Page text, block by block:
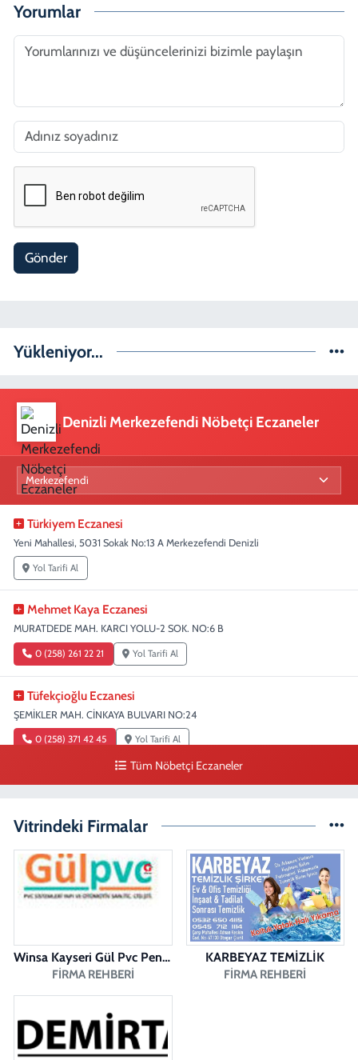
Yorumlar
Gönder
Yükleniyor...
Denizli Merkezefendi Nöbetçi Eczaneler
Türkiyem Eczanesi
Yeni Mahallesi, 5031 Sokak No:13 A Merkezefendi Denizli
Yol Tarifi Al
Mehmet Kaya Eczanesi
MURATDEDE MAH. KARCI YOLU-2 SOK. NO:6 B
0 (258) 261 22 21 Yol Tarifi Al
Tüfekçioğlu Eczanesi
ŞEMİKLER MAH. CİNKAYA BULVARI NO:24
0 (258) 371 42 45 Yol Tarifi Al
Duygu Eczanesi
Ada Eczanesi
BAHÇELİEVLER MAH. BAHÇELİEVLER CAD. 3023 SOK. NO:71 B
Pamukkale Aktürk Eczanesi
Fatıh Eczanesi
Tüm Nöbetçi Eczaneler
Vitrindeki Firmalar
Winsa Kayseri Gül Pvc Pencere Kayseri Winsa
FIRMA REHBERI
KARBEYAZ TEMİZLİK
FIRMA REHBERI